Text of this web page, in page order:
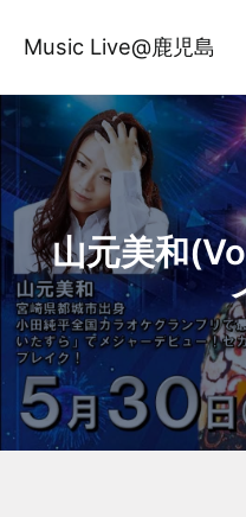
ス
ッ
プ
Music Live@鹿児島
山元美和